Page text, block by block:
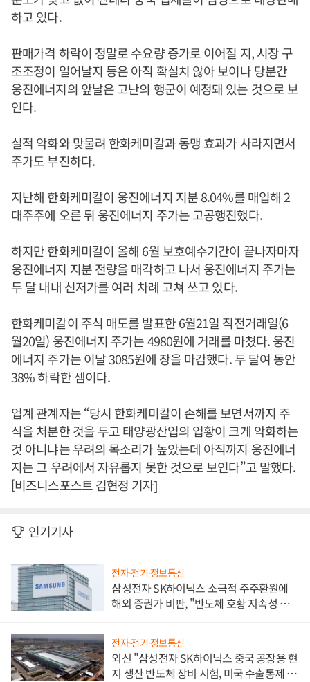
하고 있다.
판매가격 하락이 정말로 수요량 증가로 이어질 지, 시장 구
조조정이 일어날지 등은 아직 확실치 않아 보이나 당분간
웅진에너지의 앞날은 고난의 행군이 예정돼 있는 것으로 보
인다.
실적 악화와 맞물려 한화케미칼과 동맹 효과가 사라지면서
주가도 부진하다.
지난해 한화케미칼이 웅진에너지 지분 8.04%를 매입해 2
대주주에 오른 뒤 웅진에너지 주가는 고공행진했다.
하지만 한화케미칼이 올해 6월 보호예수기간이 끝나자마자
웅진에너지 지분 전량을 매각하고 나서 웅진에너지 주가는
두 달 내내 신저가를 여러 차례 고쳐 쓰고 있다.
한화케미칼이 주식 매도를 발표한 6월21일 직전거래일(6
월20일) 웅진에너지 주가는 4980원에 거래를 마쳤다. 웅진
에너지 주가는 이날 3085원에 장을 마감했다. 두 달여 동안
38% 하락한 셈이다.
업계 관계자는 “당시 한화케미칼이 손해를 보면서까지 주
식을 처분한 것을 두고 태양광산업의 업황이 크게 악화하는
것 아니냐는 우려의 목소리가 높았는데 아직까지 웅진에너
지는 그 우려에서 자유롭지 못한 것으로 보인다”고 말했다.
[비즈니스포스트 김현정 기자]
인기기사
전자·전기·정보통신
삼성전자 SK하이닉스 소극적 주주환원에
해외 증권가 비판, "반도체 호황 지속성 의
전자·전기·정보통신
외신 "삼성전자 SK하이닉스 중국 공장용 현
지 생산 반도체 장비 시험, 미국 수출통제 대